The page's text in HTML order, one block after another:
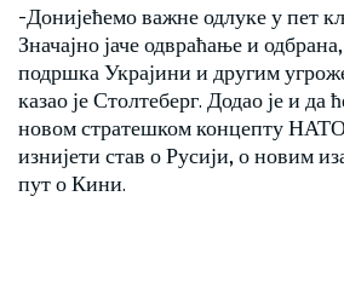
-Донијећемо важне одлуке у пет
Значајно јаче одвраћање и
подршка Украјини и другим
казао је Столтеберг. Додао је и да
новом стратешком концепту
изнијети став о Русији, о новим
пут о Кини.